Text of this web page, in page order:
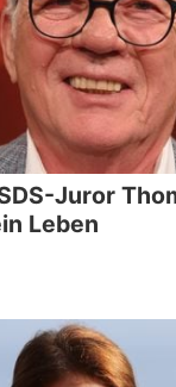
Juror
Leben